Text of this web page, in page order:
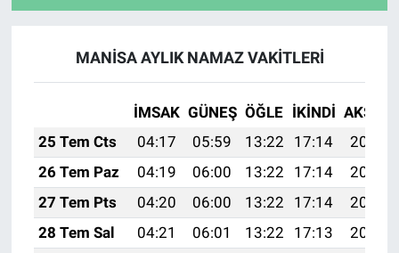
MANİSA AYLIK NAMAZ VAKITLERI
İMSAK GÜNEŞ ÖĞLE İKINDI AKŞAM
25 Tem Cts
04:17 05:59 13:22 17:14
20:35
26 Tem Paz
04:19 06:00 13:22 17:14
20:34
27 Tem Pts
04:20 06:00 13:22 17:14
20:33
28 Tem Sal
04:21 06:01 13:22 17:13
20:33